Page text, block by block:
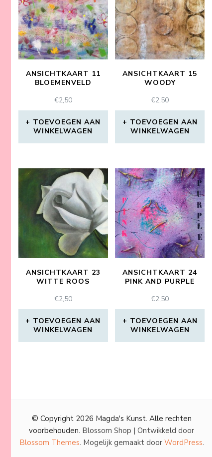
ANSICHTKAART 11
BLOEMENVELD
€2,50
TOEVOEGEN AAN
WINKELWAGEN
ANSICHTKAART 15
WOODY
€2,50
TOEVOEGEN AAN
WINKELWAGEN
ANSICHTKAART 23
WITTE ROOS
€2,50
TOEVOEGEN AAN
WINKELWAGEN
ANSICHTKAART 24
PINK AND PURPLE
€2,50
TOEVOEGEN AAN
WINKELWAGEN
© Copyright 2026 Magda's Kunst. Alle rechten
voorbehouden. Blossom Shop | Ontwikkeld door
Blossom Themes. Mogelijk gemaakt door WordPress.